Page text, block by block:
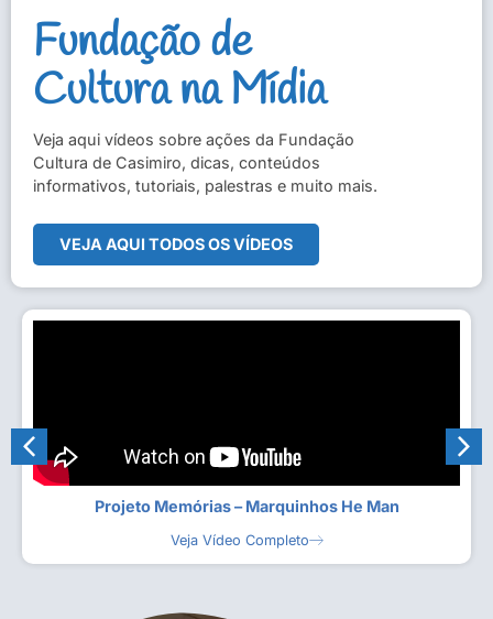
Fundação de
Cultura na Mídia
Veja aqui vídeos sobre ações da Fundação
Cultura de Casimiro, dicas, conteúdos
informativos, tutoriais, palestras e muito mais.
VEJA AQUI TODOS OS VÍDEOS
Projeto Memórias – Marquinhos He Man
Veja Vídeo Completo